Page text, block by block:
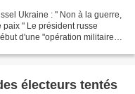
Ukraine : " Non à la guerre,
" Le président russe
d'une "opération militaire"
électeurs tentés